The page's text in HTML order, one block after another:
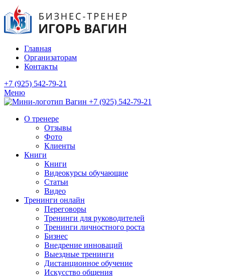
Главная
Организаторам
Контакты
+7 (925) 542-79-21
Меню
+7 (925) 542-79-21
О тренере
Отзывы
Фото
Клиенты
Книги
Книги
Видеокурсы обучающие
Статьи
Видео
Тренинги онлайн
Переговоры
Тренинги для руководителей
Тренинги личностного роста
Бизнес
Внедрение инноваций
Выездные тренинги
Дистанционное обучение
Искусство общения